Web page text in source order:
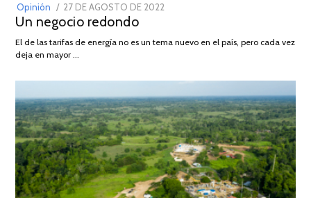
Opinión
POSTED
ON
27 DE AGOSTO DE 2022
DE
Un negocio redondo
El de las tarifas de energía no es un tema nuevo en el país, pero cada vez
deja en mayor …